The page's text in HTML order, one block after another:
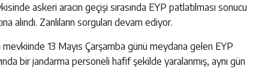
askeri aracın geçişi sırasında EYP patlatılması sonucu
alındı. Zanlıların sorguları devam ediyor.
13 Mayıs Çarşamba günü meydana gelen EYP
bir jandarma personeli hafif şekilde yaralanmış, aynı gün